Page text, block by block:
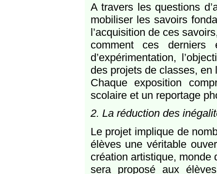
A travers les questions
mobiliser les savoirs
l’acquisition de ces
comment ces derniers
d’expérimentation,
des projets de classes,
Chaque exposition
scolaire et un reportage
2. La réduction des
Le projet implique de
élèves une véritable
création artistique, monde
sera proposé aux